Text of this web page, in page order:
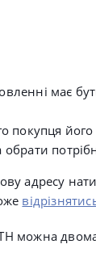
має
покупця його
адресу
можна